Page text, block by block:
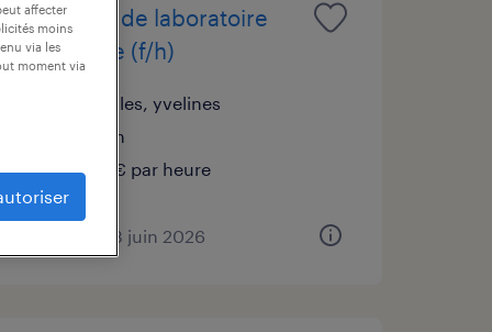
infirmier de laboratoire
d'analyse (f/h)
versailles, yvelines
intérim
21,45 € par heure
publié le 23 juin 2026
affecter
moins
via les
moment via